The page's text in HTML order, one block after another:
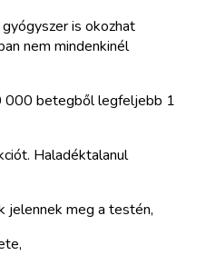
is okozhat
nem mindenkinél
000 betegből legfeljebb 1
Haladéktalanul
jelennek meg a testén,